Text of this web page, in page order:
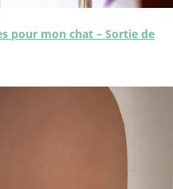
pour mon chat – Sortie de